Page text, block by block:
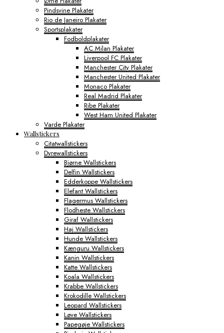
Pindsvine Plakater
Rio de Janeiro Plakater
Sportsplakater
Fodboldplakater
AC Milan Plakater
Liverpool FC Plakater
Manchester City Plakater
Manchester United Plakater
Monaco Plakater
Real Madrid Plakater
Ribe Plakater
West Ham United Plakater
Varde Plakater
Wallstickers
Citatwallstickers
Dyrewallstickers
Bjørne Wallstickers
Delfin Wallstickers
Edderkoppe Wallstickers
Elefant Wallstickers
Flagermus Wallstickers
Flodheste Wallstickers
Giraf Wallstickers
Haj Wallstickers
Hunde Wallstickers
Kænguru Wallstickers
Kanin Wallstickers
Katte Wallstickers
Koala Wallstickers
Krabbe Wallstickers
Krokodille Wallstickers
Leopard Wallstickers
Løve Wallstickers
Papegøje Wallstickers